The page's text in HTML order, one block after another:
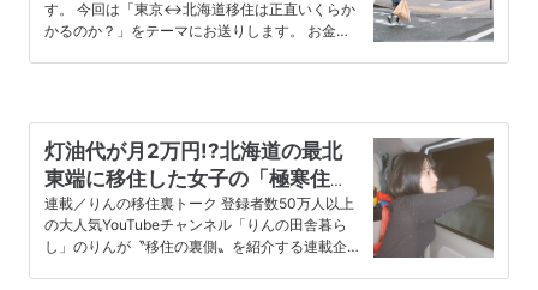
す。 今回は「東京↔︎北海道移住は正直いくらか
かるのか？」をテーマにお送りします。 お金だ
灯油代が月2万円!?北海道の最北
東端に移住した女子の「極寒住ま
い」事情
連載／りんの移住裏トーク 登録者数50万人以上
の大人気YouTubeチャンネル「りんの田舎暮ら
し」のりんが〝移住の裏側〟を紹介する連載企画